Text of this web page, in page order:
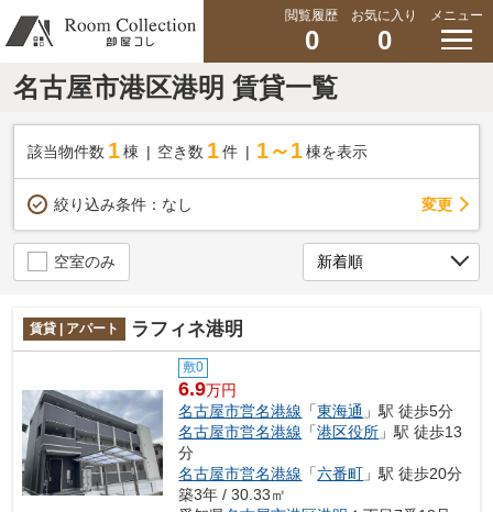
閲覧履歴
0
お気に入り
0
メニュー
名古屋市港区港明 賃貸一覧
該当物件数 1棟 空き数 1 件 1～1 棟を表示
絞り込み条件： なし 変更
空室のみ
賃貸 | アパート ラフィネ港明
敷0
6.9万円
名古屋市営名港線 「東海通 」駅 徒歩5分
名古屋市営名港線 「港区役所 」駅 徒歩13
分
名古屋市営名港線 「六番町 」駅 徒歩20分
築3年 / 30.33㎡